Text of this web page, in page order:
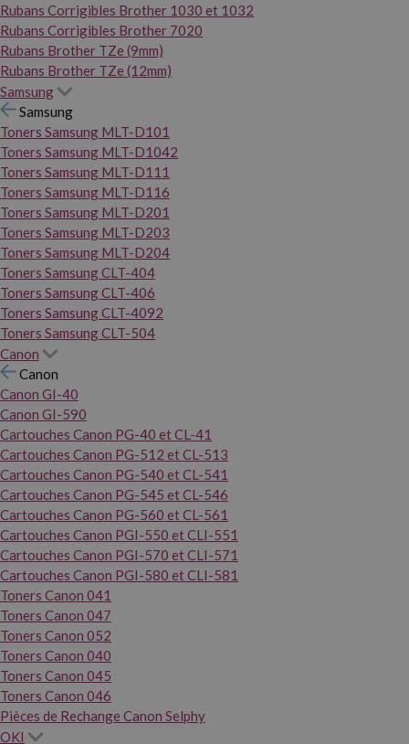
Rubans Corrigibles Brother 1030 et 1032
Rubans Corrigibles Brother 7020
Rubans Brother TZe (9mm)
Rubans Brother TZe (12mm)
Samsung
Samsung
Toners Samsung MLT-D101
Toners Samsung MLT-D1042
Toners Samsung MLT-D111
Toners Samsung MLT-D116
Toners Samsung MLT-D201
Toners Samsung MLT-D203
Toners Samsung MLT-D204
Toners Samsung CLT-404
Toners Samsung CLT-406
Toners Samsung CLT-4092
Toners Samsung CLT-504
Canon
Canon
Canon GI-40
Canon GI-590
Cartouches Canon PG-40 et CL-41
Cartouches Canon PG-512 et CL-513
Cartouches Canon PG-540 et CL-541
Cartouches Canon PG-545 et CL-546
Cartouches Canon PG-560 et CL-561
Cartouches Canon PGI-550 et CLI-551
Cartouches Canon PGI-570 et CLI-571
Cartouches Canon PGI-580 et CLI-581
Toners Canon 041
Toners Canon 047
Toners Canon 052
Toners Canon 040
Toners Canon 045
Toners Canon 046
Pièces de Rechange Canon Selphy
OKI